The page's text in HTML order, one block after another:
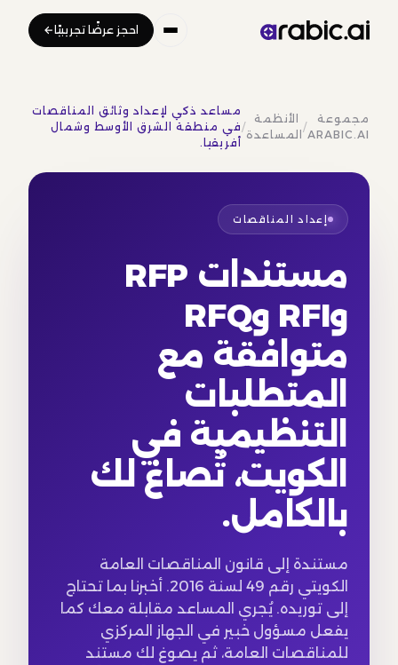
احجز عرضًا تجريبيًا
مجموعة
ARABIC.AI‏
/
‏‏ الأنظمة
المساعدة
/
مساعد ذكي لإعداد وثائق المناقصات
في منطقة الشرق الأوسط وشمال
أفريقيا.
إعداد المناقصات
مستندات RFP
وRFI وRFQ
متوافقة مع
المتطلبات
التنظيمية في
الكويت، تُصاغ لك
بالكامل.
مستندة إلى قانون المناقصات العامة
الكويتي رقم 49 لسنة 2016. أخبرنا بما تحتاج
إلى توريده. يُجري المساعد مقابلة معك كما
يفعل مسؤول خبير في الجهاز المركزي
للمناقصات العامة، ثم يصوغ لك مستند